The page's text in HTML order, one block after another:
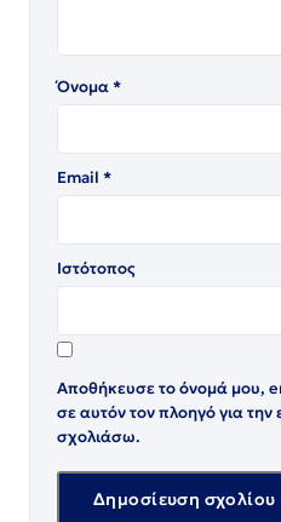
Όνομα*
Email *
Ιστότοπος
Αποθήκευσε το όνομά μου,
σε αυτόν τον πλοηγό για
σχολιάσω.